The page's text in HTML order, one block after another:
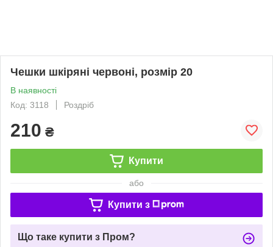
Чешки шкіряні червоні, розмір 20
В наявності
Код: 3118
Роздріб
210 ₴
Купити
або
Купити з
Що таке купити з Пром?